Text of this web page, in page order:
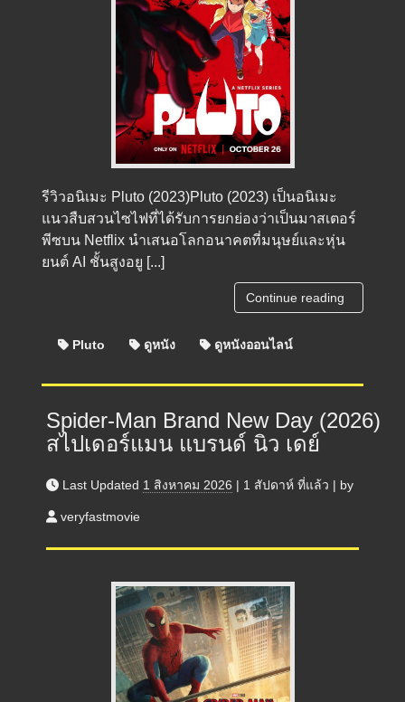
รีวิวอนิเมะ Pluto (2023)Pluto (2023) เป็นอนิเมะ
แนวสืบสวนไซไฟที่ได้รับการยกย่องว่าเป็นมาสเตอร์
พีซบน Netflix นำเสนอโลกอนาคตที่มนุษย์และหุ่น
ยนต์ AI ชั้นสูงอยู [...]
Continue reading
Pluto ดูหนัง ดูหนังออนไลน์
Spider-Man Brand New Day (2026)
สไปเดอร์แมน แบรนด์ นิว เดย์
Last Updated 1 สิงหาคม 2026 | 1 สัปดาห์ ที่แล้ว | by
veryfastmovie